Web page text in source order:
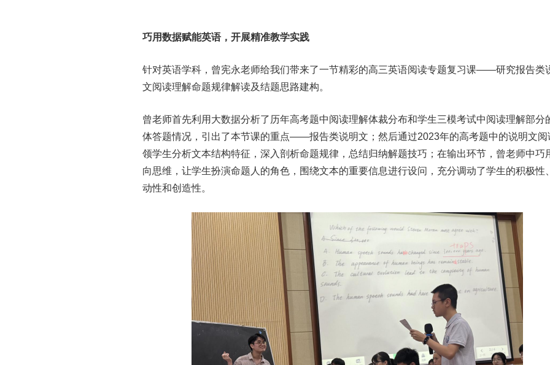
巧用数据赋能英语，开展精准教学实践
针对英语学科，曾宪永老师给我们带来了一节精彩的高三英语阅读专题复习课——研究报告类
文阅读理解命题规律解读及结题思路建构。
曾老师首先利用大数据分析了历年高考题中阅读理解体裁分布和学生三模考试中阅读理解部分
体答题情况，引出了本节课的重点——报告类说明文；然后通过2023年的高考题中的说明文阅
领学生分析文本结构特征，深入剖析命题规律，总结归纳解题技巧；在输出环节，曾老师中巧
向思维，让学生扮演命题人的角色，围绕文本的重要信息进行设问，充分调动了学生的积极性
动性和创造性。